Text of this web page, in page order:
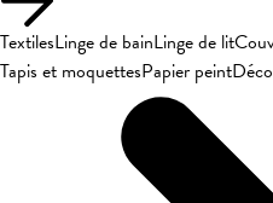
TextilesLinge de bainLinge de lit
Tapis et moquettesPapier peint